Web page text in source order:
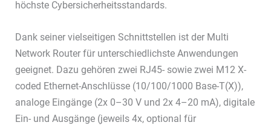
höchste Cybersicherheitsstandards.
Dank seiner vielseitigen Schnittstellen ist der Multi
Network Router für unterschiedlichste Anwendungen
geeignet. Dazu gehören zwei RJ45- sowie zwei M12 X-
coded Ethernet-Anschlüsse (10/100/1000 Base-T(X)),
analoge Eingänge (2x 0–30 V und 2x 4–20 mA), digitale
Ein- und Ausgänge (jeweils 4x, optional für